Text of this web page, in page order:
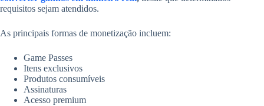
requisitos sejam atendidos.
As principais formas de monetização incluem:
Game Passes
Itens exclusivos
Produtos consumíveis
Assinaturas
Acesso premium